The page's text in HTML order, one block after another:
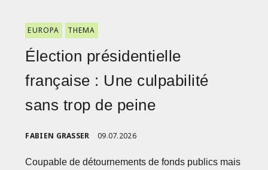
EUROPA THEMA
Élection présidentielle
française : Une culpabilité
sans trop de peine
FABIEN GRASSER 09.07.2026
Coupable de détournements de fonds publics mais